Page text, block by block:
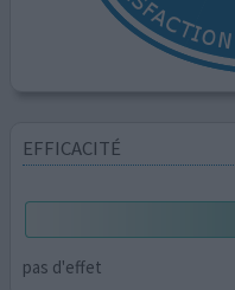
EFFICACITÉ
pas d'effet